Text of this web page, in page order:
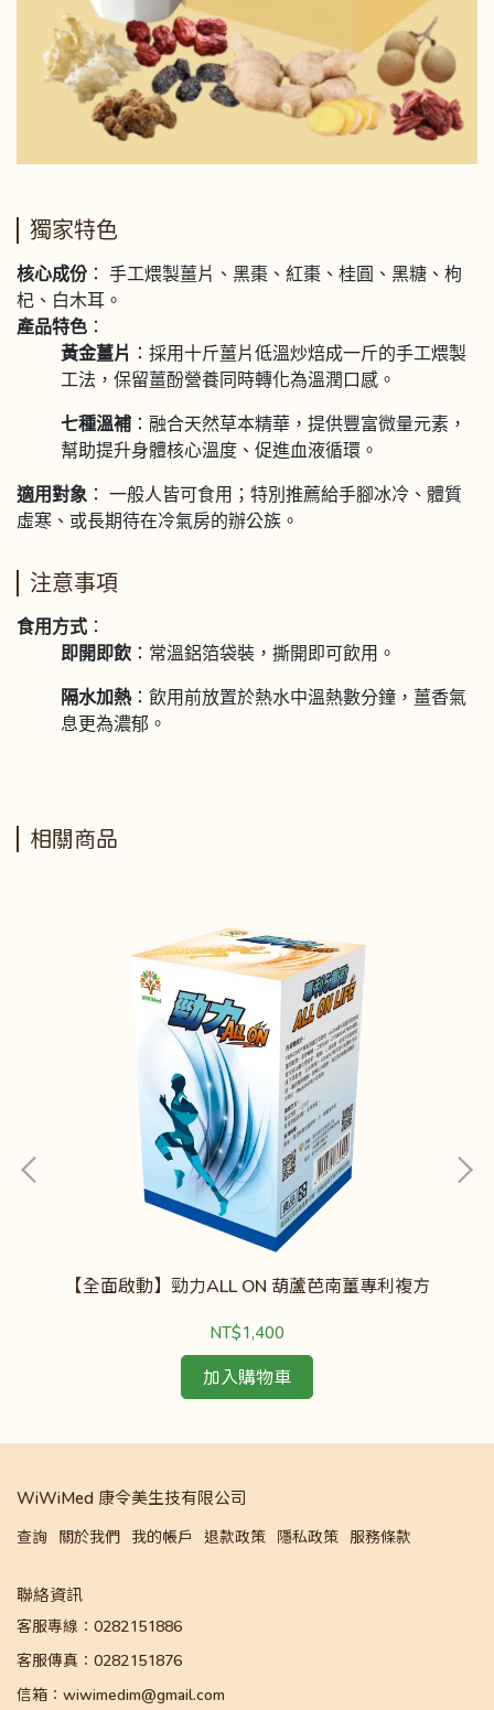
獨家特色
核心成份 ： 手工煨製薑片、黑棗、紅棗、桂圓、黑糖、枸
杞、白木耳。
產品特色 ：
黃金薑片 ：採用十斤薑片低溫炒焙成一斤的手工煨製
工法，保留薑酚營養同時轉化為溫潤口感。
七種溫補 ：融合天然草本精華，提供豐富微量元素，
幫助提升身體核心溫度、促進血液循環。
適用對象 ： 一般人皆可食用；特別推薦給手腳冰冷、體質
虛寒、或長期待在冷氣房的辦公族。
注意事項
食用方式 ：
即開即飲 ：常溫鋁箔袋裝，撕開即可飲用。
隔水加熱：飲用前放置於熱水中溫熱數分鐘，薑香氣
息更為濃郁。
相關商品
【全面啟動】勁力ALL ON 葫蘆芭南薑專利複方
NT$1,400
加入購物車
WiWiMed 康令美生技有限公司
查詢 關於我們 我的帳戶 退款政策 隱私政策 服務條款
聯絡資訊
客服專線：0282151886
客服傳真：0282151876
信箱：wiwimedim@gmail.com